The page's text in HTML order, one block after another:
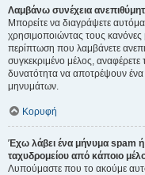
Λαμβάνω συνέχεια
Μπορείτε να διαγράψετε
χρησιμοποιώντας τους
περίπτωση που λαμβάνετε
συγκεκριμένο μέλος,
δυνατότητα να αποτρέψουν
μηνυμάτων.
Κορυφή
Έχω λάβει ένα μήνυμα spam
ταχυδρομείου από κάποιο
Λυπούμαστε που το ακούμε